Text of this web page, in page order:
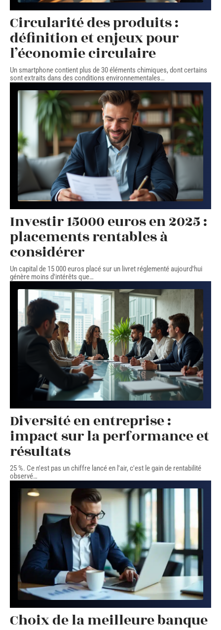
Circularité des produits :
définition et enjeux pour
l’économie circulaire
Un smartphone contient plus de 30 éléments chimiques, dont certains
sont extraits dans des conditions environnementales…
Investir 15000 euros en 2025 :
placements rentables à
considérer
Un capital de 15 000 euros placé sur un livret réglementé aujourd'hui
génère moins d'intérêts que…
Diversité en entreprise :
impact sur la performance et
résultats
25 %. Ce n'est pas un chiffre lancé en l'air, c'est le gain de rentabilité
observé…
Choix de la meilleure banque